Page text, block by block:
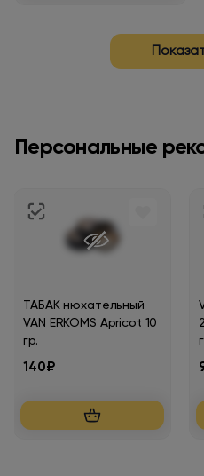
Персональные
ТАБАК нюхательный
VAN ERKOMS Apricot 10
гр.
140₽